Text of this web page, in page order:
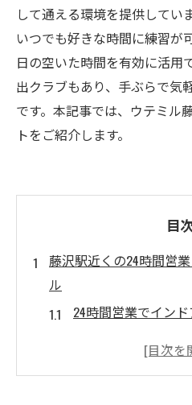
して通える環境を提供してい
いつでも好きな時間に練習が
日の空いた時間を有効に活用
出クラブもあり、手ぶらで気
です。本記事では、ウテミル
トをご紹介します。
目
藤沢駅近くの24時間営
ル
24時間営業でイン
藤沢駅近くで手軽